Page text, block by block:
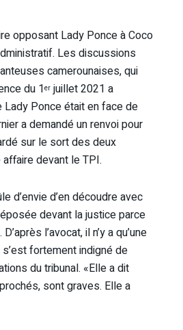
opposant Lady Ponce à Coco
Les discussions
camerounaises, qui
du 1er juillet 2021 a
Lady Ponce était en face de
a demandé un renvoi pour
sur le sort des deux
devant le TPI.
d’envie d’en découdre avec
devant la justice parce
l’avocat, il n’y a qu’une
fortement indigné de
du tribunal. «Elle a dit
sont graves. Elle a